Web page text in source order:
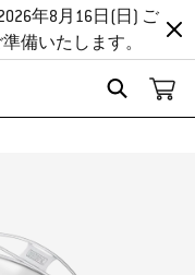
Search
年8月16日(日) ご
備いたします。